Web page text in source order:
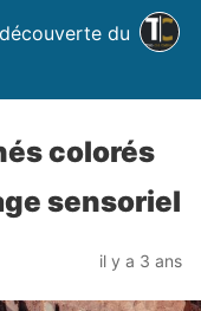
du
colorés
sensoriel
il y a 3 ans